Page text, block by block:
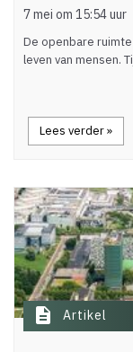
7 mei om 15:54 uur
De openbare
leven van mensen.
Lees verder »
description Artikel